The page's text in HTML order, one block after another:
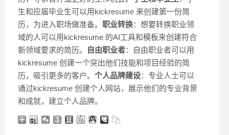
生和应届毕业生可以用kickresume 来创建第一份简
历，为进入职场做准备。 职业转换：想要转换职业领
域的人可以用kickresume 的AI工具和模板来创建符合
新领域要求的简历。
自由职业者：自由职业者可以用
kickresume 创建一个突出他们技能和项目经验的简
历，吸引更多的客户。 个人品牌建设：专业人士可以
通过kickresume 创建个人网站，展示他们的专业背景
和成就，建立个人品牌。